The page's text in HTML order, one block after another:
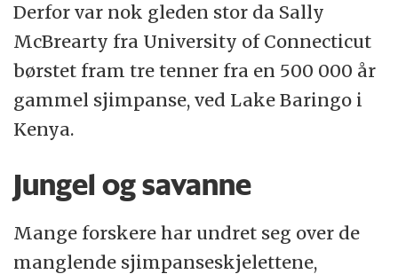
Derfor var nok gleden stor da Sally
McBrearty fra University of Connecticut
børstet fram tre tenner fra en 500 000 år
gammel sjimpanse, ved Lake Baringo i
Kenya.
Jungel og savanne
Mange forskere har undret seg over de
manglende sjimpanseskjelettene,